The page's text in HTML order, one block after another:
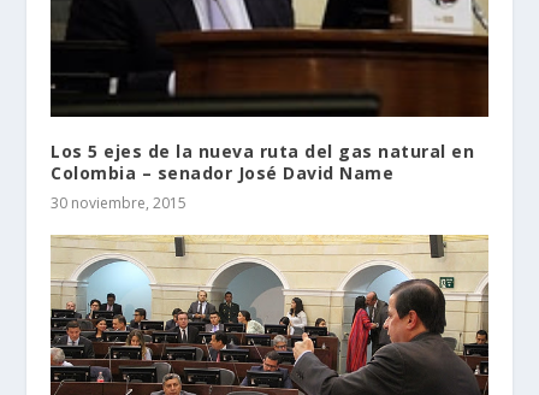
Los 5 ejes de la nueva ruta del gas natural en
Colombia – senador José David Name
30 noviembre, 2015